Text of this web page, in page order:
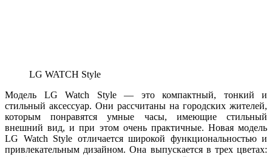
LG WATCH Style
Модель LG Watch Style — это компактный, тонкий и
стильный аксессуар. Они рассчитаны на городских жителей,
которым понравятся умные часы, имеющие стильный
внешний вид, и при этом очень практичные. Новая модель
LG Watch Style отличается широкой функциональностью и
привлекательным дизайном. Она выпускается в трех цветах: